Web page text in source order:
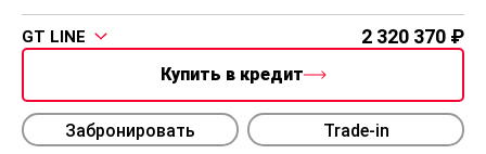
GT LINE 2 320 370
Купить в кредит
Забронировать Trade-in